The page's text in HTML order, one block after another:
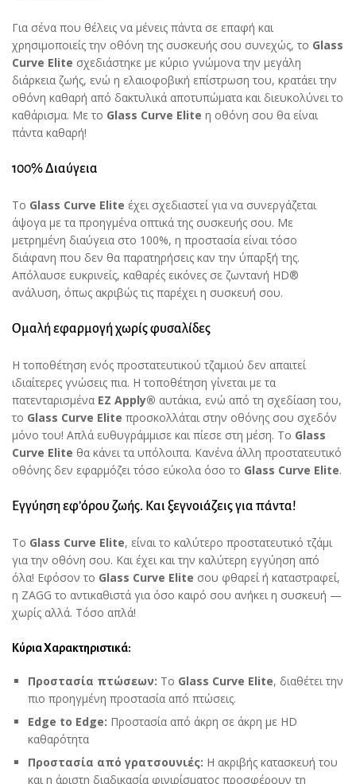
Για σένα που θέλεις να μένεις πάντα σε επαφή και
χρησιμοποιείς την οθόνη της συσκευής σου συνεχώς, το Glass
Curve Elite σχεδιάστηκε με κύριο γνώμονα την μεγάλη
διάρκεια ζωής, ενώ η ελαιοφοβική επίστρωση του, κρατάει την
οθόνη καθαρή από δακτυλικά αποτυπώματα και διευκολύνει το
καθάρισμα. Με το Glass Curve Elite η οθόνη σου θα είναι
πάντα καθαρή!
100% Διαύγεια
Το Glass Curve Elite έχει σχεδιαστεί για να συνεργάζεται
άψογα με τα προηγμένα οπτικά της συσκευής σου. Με
μετρημένη διαύγεια στο 100%, η προστασία είναι τόσο
διάφανη που δεν θα παρατηρήσεις καν την ύπαρξή της.
Απόλαυσε ευκρινείς, καθαρές εικόνες σε ζωντανή HD®
ανάλυση, όπως ακριβώς τις παρέχει η συσκευή σου.
Ομαλή εφαρμογή χωρίς φυσαλίδες
Η τοποθέτηση ενός προστατευτικού τζαμιού δεν απαιτεί
ιδιαίτερες γνώσεις πια. Η τοποθέτηση γίνεται με τα
πατενταρισμένα EZ Apply® αυτάκια, ενώ από τη σχεδίαση του,
το Glass Curve Elite προσκολλάται στην οθόνης σου σχεδόν
μόνο του! Απλά ευθυγράμμισε και πίεσε στη μέση. Το Glass
Curve Elite θα κάνει τα υπόλοιπα. Κανένα άλλη προστατευτικό
οθόνης δεν εφαρμόζει τόσο εύκολα όσο το Glass Curve Elite.
Εγγύηση εφ’όρου ζωής. Και ξεγνοιάζεις για πάντα!
Το Glass Curve Elite, είναι το καλύτερο προστατευτικό τζάμι
για την οθόνη σου. Και έχει και την καλύτερη εγγύηση από
όλα! Εφόσον το Glass Curve Elite σου φθαρεί ή καταστραφεί,
η ZAGG το αντικαθιστά για όσο καιρό σου ανήκει η συσκευή —
χωρίς αλλά. Τόσο απλά!
Κύρια Χαρακτηριστικά:
Προστασία πτώσεων: Το Glass Curve Elite, διαθέτει την
πιο προηγμένη προστασία από πτώσεις.
Edge to Edge: Προστασία από άκρη σε άκρη με HD
καθαρότητα
Προστασία από γρατσουνιές: Η ακριβής κατασκευή του
και η άριστη διαδικασία φινιρίσματος προσφέρουν τη